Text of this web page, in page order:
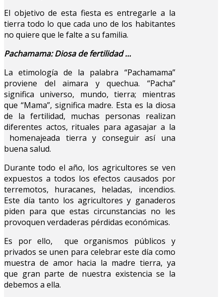
El objetivo de esta fiesta es entregarle a la
tierra todo lo que cada uno de los habitantes
no quiere que le falte a su familia.
Pachamama: Diosa de fertilidad …
La etimología de la palabra “Pachamama”
proviene del aimara y quechua. “Pacha”
significa universo, mundo, tierra; mientras
que “Mama”, significa madre. Esta es la diosa
de la fertilidad, muchas personas realizan
diferentes actos, rituales para agasajar a la
homenajeada tierra y conseguir así una
buena salud.
Durante todo el año, los agricultores se ven
expuestos a todos los efectos causados por
terremotos, huracanes, heladas, incendios.
Este día tanto los agricultores y ganaderos
piden para que estas circunstancias no les
provoquen verdaderas pérdidas económicas.
Es por ello, que organismos públicos y
privados se unen para celebrar este día como
muestra de amor hacia la madre tierra, ya
que gran parte de nuestra existencia se la
debemos a ella.